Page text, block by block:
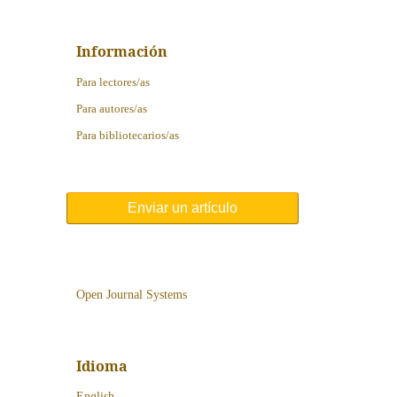
Información
Para lectores/as
Para autores/as
Para bibliotecarios/as
Enviar un artículo
Open Journal Systems
Idioma